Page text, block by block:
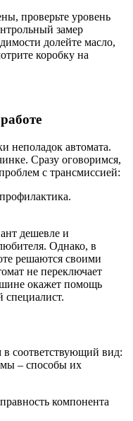
проверьте уровень
замер
долейте масло,
коробку на
неполадок автомата.
Сразу оговоримся,
с трансмиссией:
дешевле и
Однако, в
решаются своими
не переключает
окажет помощь
соответствующий вид:
– способы их
компонента